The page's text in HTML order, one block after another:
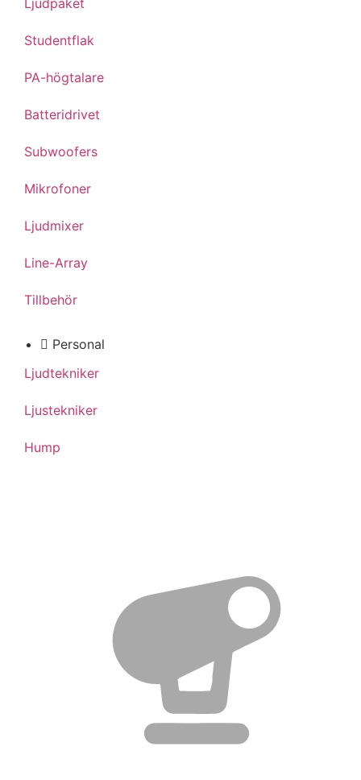
Ljudpaket
Studentflak
PA-högtalare
Batteridrivet
Subwoofers
Mikrofoner
Ljudmixer
Line-Array
Tillbehör
Personal
Ljudtekniker
Ljustekniker
Hump